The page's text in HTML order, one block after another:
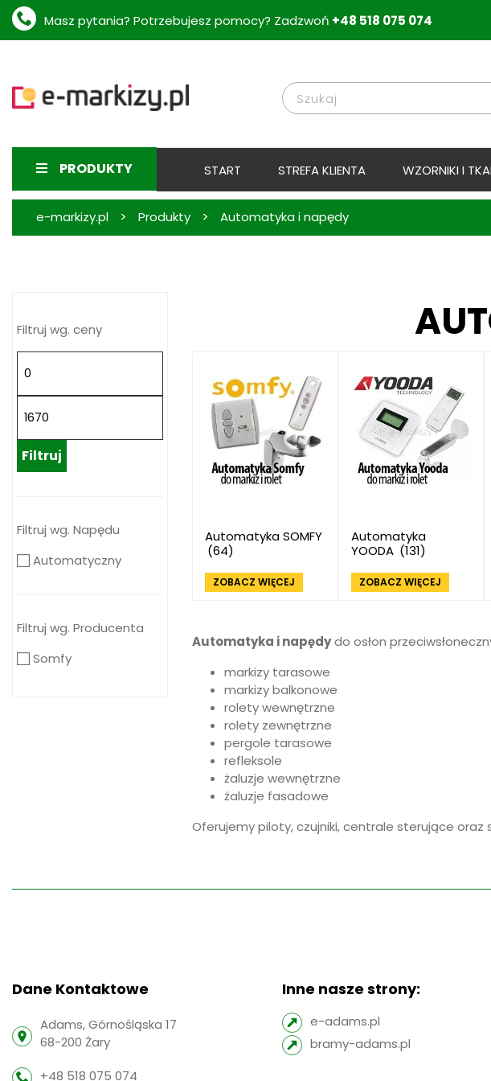
Masz pytania? Potrzebujesz pomocy? Zadzwoń +48 518 075 074
PRODUKTY START STREFA KLIENTA WZORNIKI I
e-markizy.pl > Produkty > Automatyka i napędy
Filtruj wg. ceny
Filtruj
Filtruj wg. Napędu
Automatyczny
Filtruj wg. Producenta
Somfy
Automatyka SOMFY
(64)
ZOBACZ WIĘCEJ
Automatyka
YOODA (131)
ZOBACZ WIĘCEJ
Automatyka i napędydo osłon
markizy tarasowe
markizy balkonowe
rolety wewnętrzne
rolety zewnętrzne
pergole tarasowe
refleksole
żaluzje wewnętrzne
żaluzje fasadowe
Oferujemy piloty, czujniki, centrale sterujące oraz
Dane Kontaktowe
Adams, Górnośląska 17
68-200 Żary
+48 518 075 074
Inne nasze strony:
e-adams.pl
bramy-adams.pl